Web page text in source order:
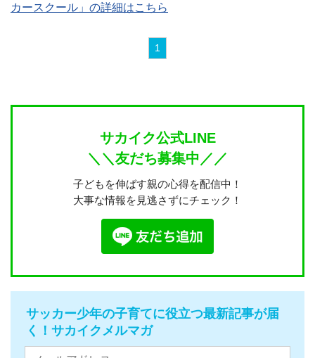
カースクール」の詳細はこちら
1
サカイク公式LINE
＼＼友だち募集中／／
子どもを伸ばす親の心得を配信中！
大事な情報を見逃さずにチェック！
サッカー少年の子育てに役立つ最新記事が届
く！サカイクメルマガ